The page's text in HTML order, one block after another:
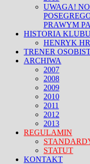
UWAGA!
PRAWYM
HISTORIA KLUBU
HENRYK
TRENER
ARCHIWA
2007
2008
2009
2010
2011
2012
2013
REGULAMIN
STATUT
KONTAKT